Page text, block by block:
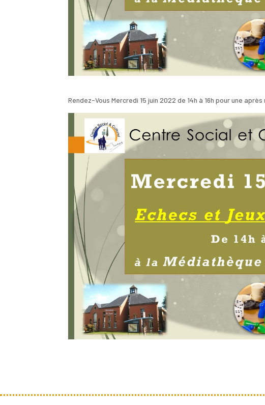
Rendez-Vous Mercredi 15 juin 2022 de 14h à 16h pour une après